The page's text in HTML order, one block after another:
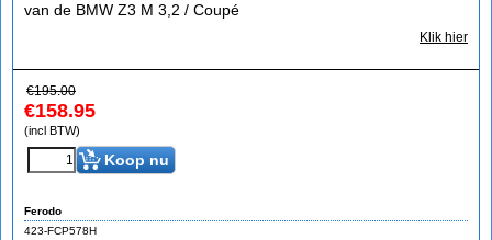
van de BMW Z3 M 3,2 / Coupé
Klik hier
€195.00
€158.95
(incl BTW)
Koop nu
Ferodo
423-FCP578H